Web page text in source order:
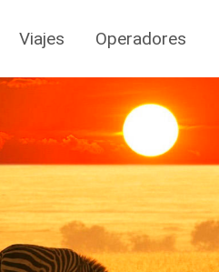
Viajes Operadores